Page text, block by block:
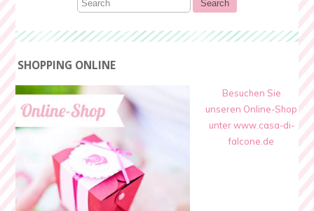
SHOPPING ONLINE
Besuchen Sie
unseren Online-Shop
unter www.casa-di-
falcone.de